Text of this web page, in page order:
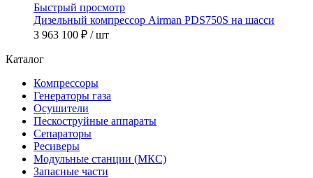
Быстрый просмотр
Дизельный компрессор Airman PDS750S на шасси
3 963 100 ₽ / шт
Каталог
Компрессоры
Генераторы газа
Осушители
Пескоструйные аппараты
Сепараторы
Ресиверы
Модульные станции (МКС)
Запасные части